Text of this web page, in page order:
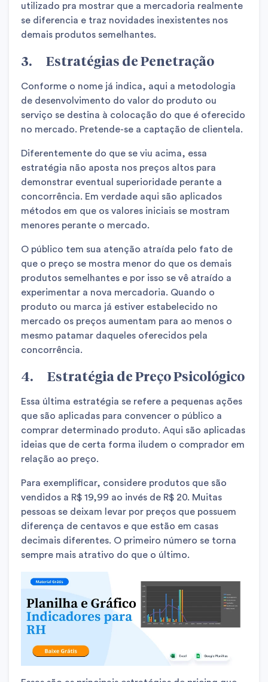
utilizado pra mostrar que a mercadoria realmente
se diferencia e traz novidades inexistentes nos
demais produtos semelhantes.
3. Estratégias de Penetração
Conforme o nome já indica, aqui a metodologia
de desenvolvimento do valor do produto ou
serviço se destina à colocação do que é oferecido
no mercado. Pretende-se a captação de clientela.
Diferentemente do que se viu acima, essa
estratégia não aposta nos preços altos para
demonstrar eventual superioridade perante a
concorrência. Em verdade aqui são aplicados
métodos em que os valores iniciais se mostram
menores perante o mercado.
O público tem sua atenção atraída pelo fato de
que o preço se mostra menor do que os demais
produtos semelhantes e por isso se vê atraído a
experimentar a nova mercadoria. Quando o
produto ou marca já estiver estabelecido no
mercado os preços aumentam para ao menos o
mesmo patamar daqueles oferecidos pela
concorrência.
4. Estratégia de Preço Psicológico
Essa última estratégia se refere a pequenas ações
que são aplicadas para convencer o público a
comprar determinado produto. Aqui são aplicadas
ideias que de certa forma iludem o comprador em
relação ao preço.
Para exemplificar, considere produtos que são
vendidos a R$ 19,99 ao invés de R$ 20. Muitas
pessoas se deixam levar por preços que possuem
diferença de centavos e que estão em casas
decimais diferentes. O primeiro número se torna
sempre mais atrativo do que o último.